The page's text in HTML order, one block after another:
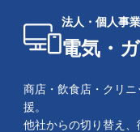
法人・個人事
電気・
商店・飲食店・クリ
援。
他社からの切り替え